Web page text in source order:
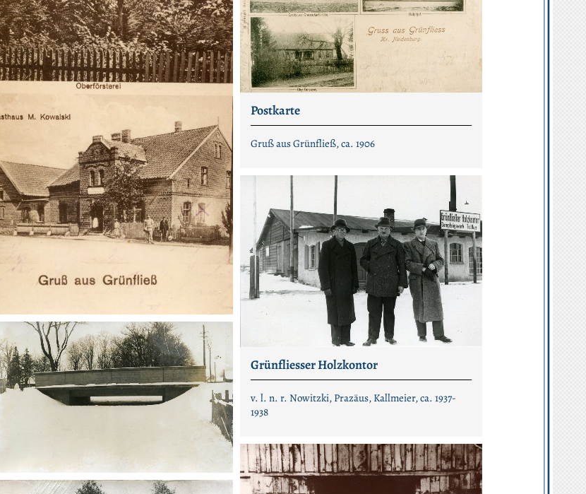
Postkarte
Gruß aus Grünfließ, ca. 1906
Grünfliesser Holzkontor
v. l. n. r. Nowitzki, Prazäus, Kallmeier, ca. 1937-
1938